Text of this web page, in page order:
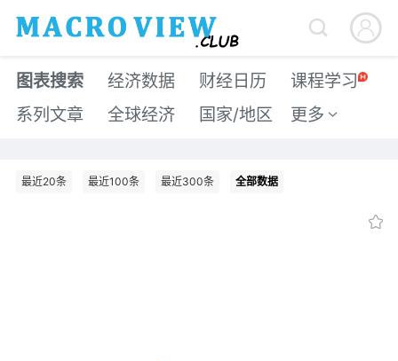


图表搜索 经济数据 财经日历
课程学习
系列文章
全球经济 国家/地区 更多 
最近20条 最近100条 最近300条 全部数据
